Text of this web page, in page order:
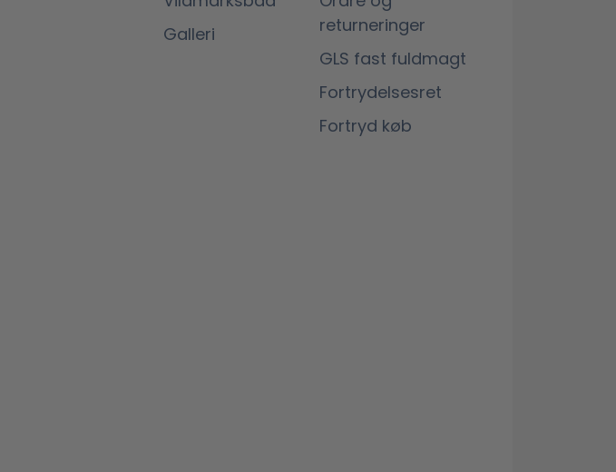
Galleri
returneringer
GLS fast fuldmagt
Fortrydelsesret
Fortryd køb